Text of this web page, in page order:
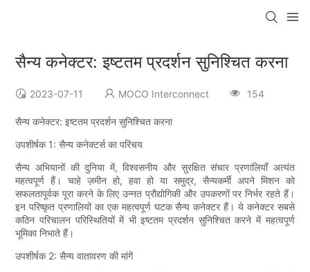
सैन्य कनेक्टर: इष्टतम प्रदर्शन सुनिश्चित करना
2023-07-11 MOCO Interconnect 154
सैन्य कनेक्टर: इष्टतम प्रदर्शन सुनिश्चित करना
उपशीर्षक 1: सैन्य कनेक्टर्स का परिचय
सैन्य अभियानों की दुनिया में, विश्वसनीय और सुरक्षित संचार प्रणालियाँ अत्यंत
महत्वपूर्ण हैं। चाहे ज़मीन हो, हवा हो या समुद्र, सैन्यकर्मी अपने मिशन को
सफलतापूर्वक पूरा करने के लिए उन्नत प्रौद्योगिकी और उपकरणों पर निर्भर रहते हैं।
इन परिष्कृत प्रणालियों का एक महत्वपूर्ण घटक सैन्य कनेक्टर हैं। ये कनेक्टर सबसे
कठिन परिचालन परिस्थितियों में भी इष्टतम प्रदर्शन सुनिश्चित करने में महत्वपूर्ण
भूमिका निभाते हैं।
उपशीर्षक 2: सैन्य वातावरण की मांगें